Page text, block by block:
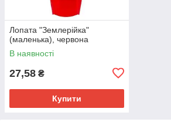
Лопата "Землерійка"
(маленька), червона
В наявності
27,58 ₴
Купити